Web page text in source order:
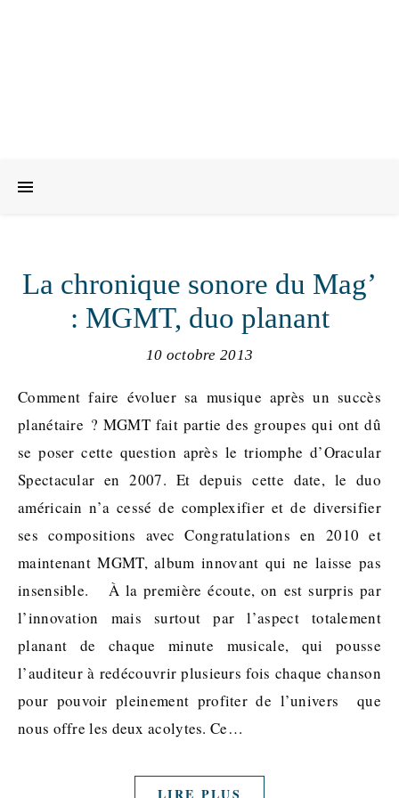
La chronique sonore du Mag’
: MGMT, duo planant
10 octobre 2013
Comment faire évoluer sa musique après un succès
planétaire ? MGMT fait partie des groupes qui ont dû
se poser cette question après le triomphe d’Oracular
Spectacular en 2007. Et depuis cette date, le duo
américain n’a cessé de complexifier et de diversifier
ses compositions avec Congratulations en 2010 et
maintenant MGMT, album innovant qui ne laisse pas
insensible. À la première écoute, on est surpris par
l’innovation mais surtout par l’aspect totalement
planant de chaque minute musicale, qui pousse
l’auditeur à redécouvrir plusieurs fois chaque chanson
pour pouvoir pleinement profiter de l’univers que
nous offre les deux acolytes. Ce…
LIRE PLUS